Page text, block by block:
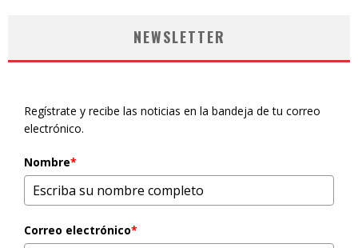
NEWSLETTER
Regístrate y recibe las noticias en la bandeja de tu correo
electrónico.
Nombre*
Correo electrónico*